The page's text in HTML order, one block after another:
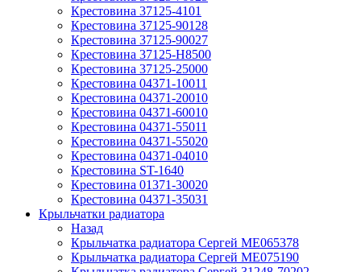
Крестовина 37125-4101
Крестовина 37125-90128
Крестовина 37125-90027
Крестовина 37125-H8500
Крестовина 37125-25000
Крестовина 04371-10011
Крестовина 04371-20010
Крестовина 04371-60010
Крестовина 04371-55011
Крестовина 04371-55020
Крестовина 04371-04010
Крестовина ST-1640
Крестовина 01371-30020
Крестовина 04371-35031
Крыльчатки радиатора
Назад
Крыльчатка радиатора Сергей ME065378
Крыльчатка радиатора Сергей ME075190